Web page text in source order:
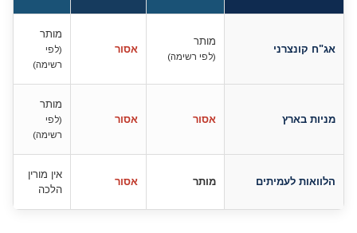
אג"ח קונצרני
מותר
(לפי רשימה)
אסור
מותר
(לפי
רשימה)
מניות בארץ אסור אסור
מותר
(לפי
רשימה)
הלוואות לעמיתים מותר אסור
אין מורין
הלכה